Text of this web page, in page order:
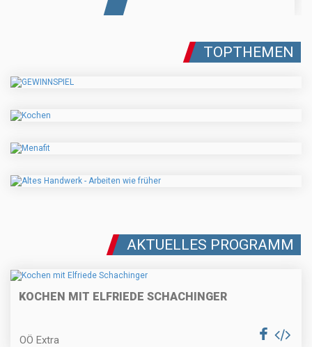
TOPTHEMEN
AKTUELLES PROGRAMM
KOCHEN MIT ELFRIEDE SCHACHINGER
OÖ Extra